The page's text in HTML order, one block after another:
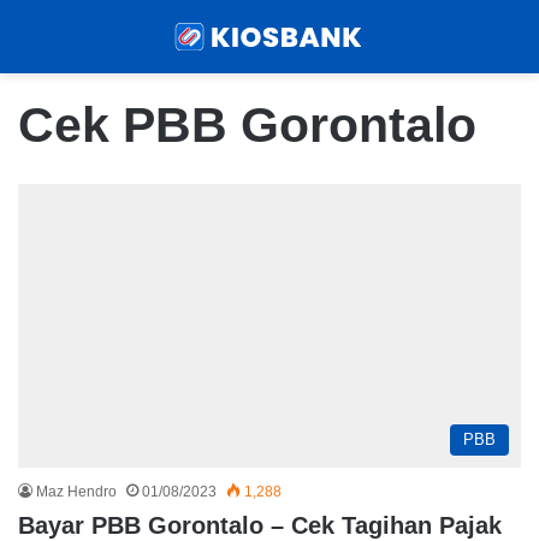
Cek PBB Gorontalo
PBB
Maz Hendro 01/08/2023 1,288
Bayar PBB Gorontalo – Cek Tagihan Pajak